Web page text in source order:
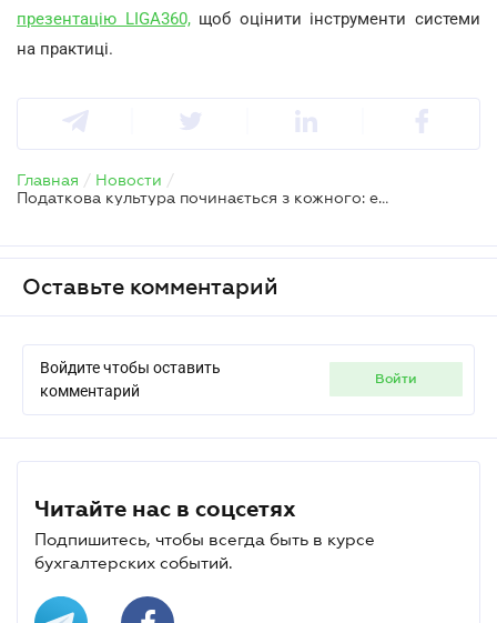
презентацію LIGA360,щоб оцінити інструменти системи
на практиці.
Главная / Новости /
Податкова культура починається з кожного: еволюція обліку та довіра до держави – у спеціальному випуску TAX Podcast
Оставьте комментарий
Войдите чтобы оставить
комментарий
войти
Читайте нас в соцсетях
Подпишитесь, чтобы всегда быть в курсе
бухгалтерских событий.